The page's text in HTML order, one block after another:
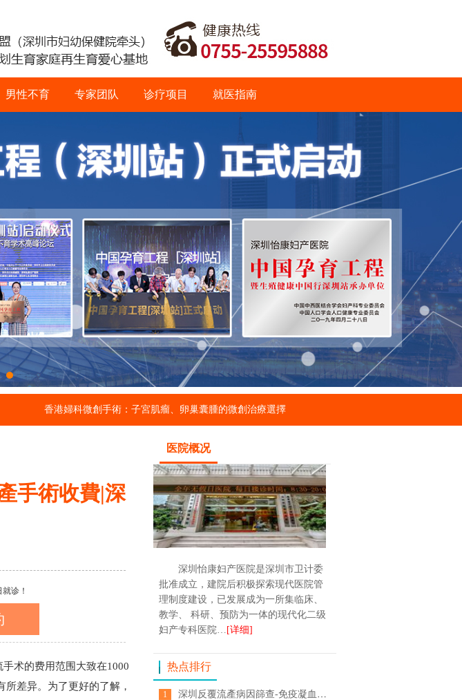
男性不育 专家团队 诊疗项目 就医指南
香港婦科微創手術：子宮肌瘤、卵巢囊腫的微創治療選擇
手術收費|深
诊！
术的费用范围大致在1000
差异。为了更好的了解，
医院概况
深圳怡康妇产医院是深圳市卫计委
批准成立，建院后积极探索现代医院管
理制度建设，已发展成为一所集临床、
教学、 科研、预防为一体的现代化二级
妇产专科医院… [详细]
热点排行
1 深圳反覆流產病因篩查-免疫凝血內分泌遺傳-習慣性流產-子宮縱膈